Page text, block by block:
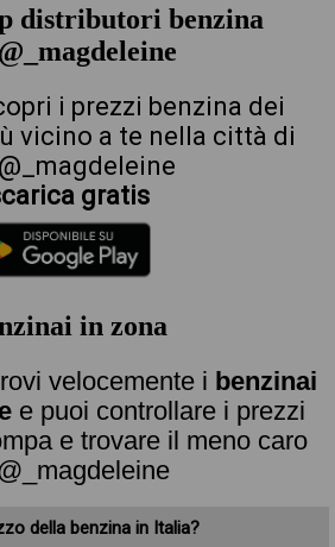
distributori benzina
i prezzi benzina dei
vicino a te nella città di
gratis
in zona
velocemente i benzinai
e puoi controllare i prezzi
e trovare il meno caro
della benzina in Italia?